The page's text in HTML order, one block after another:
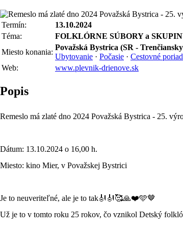
Termín:
13.10.2024
Téma:
FOLKLÓRNE SÚBORY a
Miesto konania:
Považská Bystrica (SR -
Ubytovanie · Počasie · Cestovné
Web:
www.plevnik-drienove.sk
Popis
Remeslo má zlaté dno 2024 Považská Bystrica - 25.
Dátum: 13.10.2024 o 16,00 h.
Miesto: kino Mier, v Považskej Bystrici
Je to neuveriteľné, ale je to tak🎻🎻🥰🙏❤️🩵🤎
Už je to v tomto roku 25 rokov, čo vznikol Detský